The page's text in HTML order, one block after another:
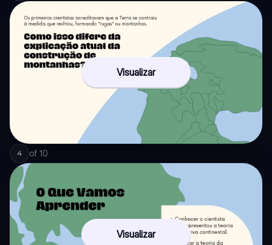
Visualizar
4 of 10
Visualizar